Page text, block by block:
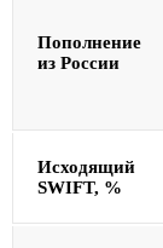
Пополнение
из России
Исходящий
SWIFT, %